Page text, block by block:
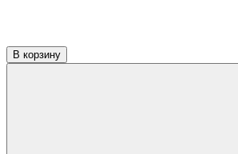
В корзину